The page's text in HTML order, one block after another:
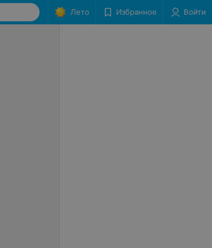
Лето Избранное Войти